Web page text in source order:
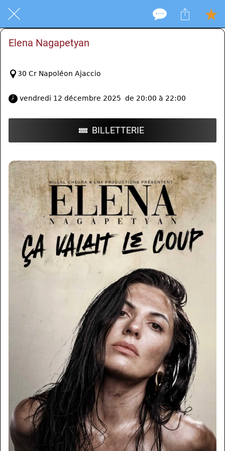
Elena Nagapetyan
30 Cr Napoléon Ajaccio
vendredi 12 décembre 2025  de 20:00 à 22:00
BILLETTERIE